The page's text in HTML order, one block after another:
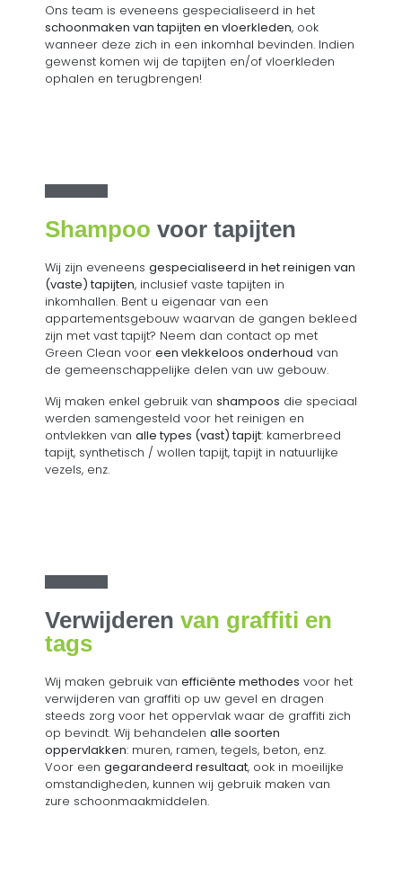
Ons team is eveneens gespecialiseerd in het
schoonmaken van tapijten en vloerkleden, ook
wanneer deze zich in een inkomhal bevinden. Indien
gewenst komen wij de tapijten en/of vloerkleden
ophalen en terugbrengen!
Shampoo voor tapijten
Wij zijn eveneens gespecialiseerd in het reinigen van
(vaste) tapijten, inclusief vaste tapijten in
inkomhallen. Bent u eigenaar van een
appartementsgebouw waarvan de gangen bekleed
zijn met vast tapijt? Neem dan contact op met
Green Clean voor een vlekkeloos onderhoud van
de gemeenschappelijke delen van uw gebouw.
Wij maken enkel gebruik van shampoos die speciaal
werden samengesteld voor het reinigen en
ontvlekken van alle types (vast) tapijt: kamerbreed
tapijt, synthetisch / wollen tapijt, tapijt in natuurlijke
vezels, enz.
Verwijderen van graffiti en
tags
Wij maken gebruik van efficiënte methodes voor het
verwijderen van graffiti op uw gevel en dragen
steeds zorg voor het oppervlak waar de graffiti zich
op bevindt. Wij behandelen alle soorten
oppervlakken: muren, ramen, tegels, beton, enz.
Voor een gegarandeerd resultaat, ook in moeilijke
omstandigheden, kunnen wij gebruik maken van
zure schoonmaakmiddelen.